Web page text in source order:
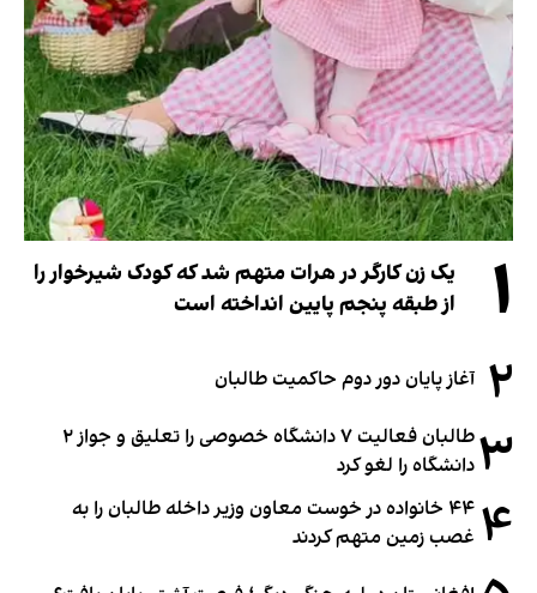
۱
یک زن کارگر در هرات متهم شد که کودک شیرخوار را
از طبقه پنجم پایین انداخته است
۲ آغاز پایان دور دوم حاکمیت طالبان
۳
طالبان فعالیت ۷ دانشگاه خصوصی را تعلیق و جواز ۲
دانشگاه را لغو کرد
۴
۴۴ خانواده در خوست معاون وزیر داخله طالبان را به
غصب زمین متهم کردند